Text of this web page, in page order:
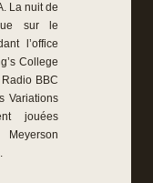
La nuit de
sur le
l’office
College
BBC
Variations
jouées